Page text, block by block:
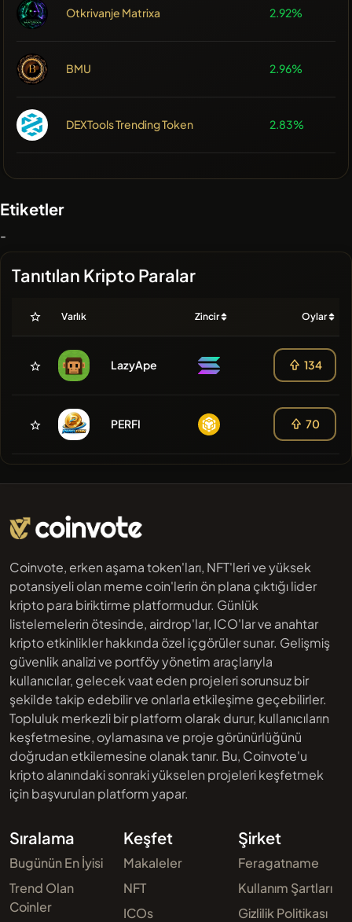
Otkrivanje Matrixa 2.92%
BMU 2.96%
DEXTools Trending Token 2.83%
Etiketler
-
Tanıtılan Kripto Paralar
Varlık Zincir Oylar
LazyApe 134
PERFI 70
Coinvote, erken aşama token'ları, NFT'leri ve yüksek
potansiyeli olan meme coin'lerin ön plana çıktığı lider
kripto para biriktirme platformudur. Günlük
listelemelerin ötesinde, airdrop'lar, ICO'lar ve anahtar
kripto etkinlikler hakkında özel içgörüler sunar. Gelişmiş
güvenlik analizi ve portföy yönetim araçlarıyla
kullanıcılar, gelecek vaat eden projeleri sorunsuz bir
şekilde takip edebilir ve onlarla etkileşime geçebilirler.
Topluluk merkezli bir platform olarak durur, kullanıcıların
keşfetmesine, oylamasına ve proje görünürlüğünü
doğrudan etkilemesine olanak tanır. Bu, Coinvote'u
kripto alanındaki sonraki yükselen projeleri keşfetmek
için başvurulan platform yapar.
Sıralama
Bugünün En İyisi
Trend Olan
Coinler
Keşfet
Makaleler
NFT
ICOs
Şirket
Feragatname
Kullanım Şartları
Gizlilik Politikası